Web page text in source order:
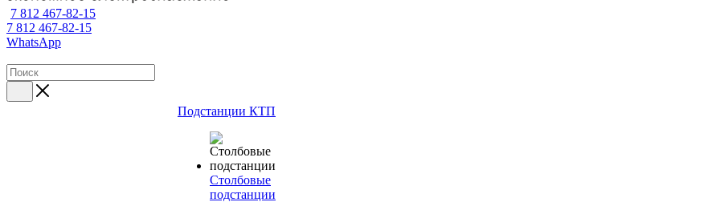
7 812 467-82-15
7 812 467-82-15
WhatsApp
Подстанции КТП
Столбовые
подстанции